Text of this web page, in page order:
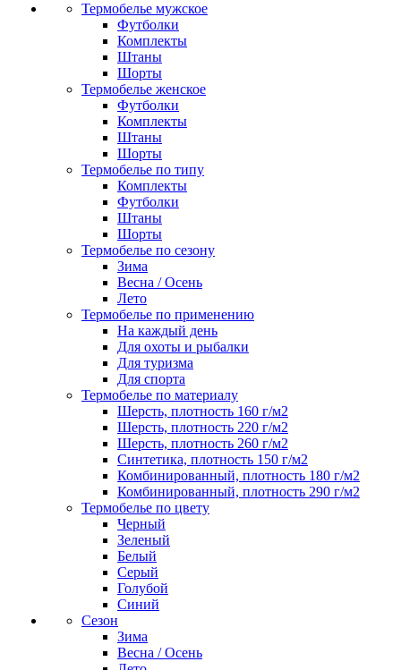
Термобелье мужское
Футболки
Комплекты
Штаны
Шорты
Термобелье женское
Футболки
Комплекты
Штаны
Шорты
Термобелье по типу
Комплекты
Футболки
Штаны
Шорты
Термобелье по сезону
Зима
Весна / Осень
Лето
Термобелье по применению
На каждый день
Для охоты и рыбалки
Для туризма
Для спорта
Термобелье по материалу
Шерсть, плотность 160 г/м2
Шерсть, плотность 220 г/м2
Шерсть, плотность 260 г/м2
Синтетика, плотность 150 г/м2
Комбинированный, плотность 180 г/м2
Комбинированный, плотность 290 г/м2
Термобелье по цвету
Черный
Зеленый
Белый
Серый
Голубой
Синий
Сезон
Зима
Весна / Осень